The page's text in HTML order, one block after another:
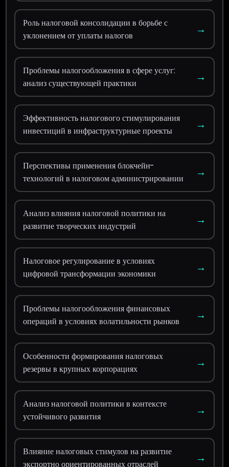
Роль налоговой консолидации в борьбе с
уклонением от уплаты налогов
→
Проблемы налогообложения в сфере услуг:
анализ существующей практики
→
Эффективность налогового стимулирования
инвестиций в инфраструктурные проекты
→
Перспективы применения блокчейн-
технологий в налоговом администрировании
→
Анализ влияния налоговой политики на
развитие творческих индустрий
→
Налоговое регулирование в условиях
цифровой трансформации экономики
→
Проблемы налогообложения финансовых
операций в условиях волатильности рынков
→
Особенности формирования налоговых
резервы в крупных корпорациях
→
Анализ налоговой политики в контексте
устойчивого развития
→
Влияние налоговых стимулов на развитие
экспортно ориентированных отраслей
→